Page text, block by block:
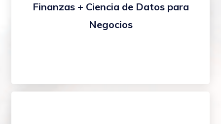
Finanzas + Ciencia de Datos para
Negocios